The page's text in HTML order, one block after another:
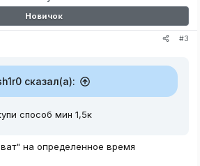
Новичок
#3
сказал(а):
способ мин 1,5к
на определенное время